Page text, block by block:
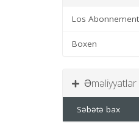
Los Abonnement
Boxen
Əməliyyatlar
Səbətə bax